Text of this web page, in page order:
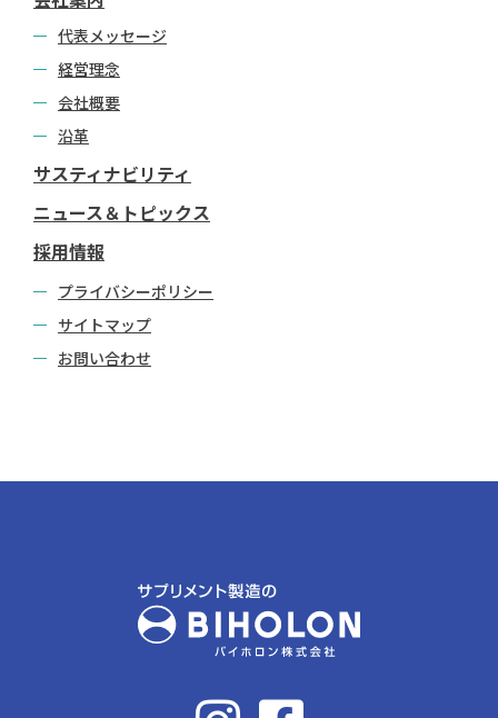
代表メッセージ
経営理念
会社概要
沿革
サスティナビリティ
ニュース＆トピックス
採用情報
プライバシーポリシー
サイトマップ
お問い合わせ